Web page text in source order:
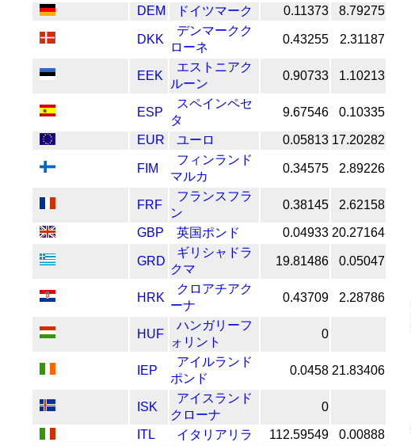
DEM
ドイツマーク 0.11373 8.79275
DKK
デンマークク
ローネ
0.43255 2.31187
EEK
エストニアク
ルーン
0.90733 1.10213
ESP
スペインペセ
タ
9.67546 0.10335
EUR ユーロ 0.05813 17.20282
FIM
フィンランド
マルカ
0.34575 2.89226
FRF
フランスフラ
ン
0.38145 2.62158
GBP 英国ポンド 0.04933 20.27164
GRD
ギリシャドラ
クマ
19.81486 0.05047
HRK
クロアチアク
ーナ
0.43709 2.28786
HUF
ハンガリーフ
ォリント
0
IEP
アイルランド
ポンド
0.0458 21.83406
ISK
アイスランド
クローナ
0
ITL イタリアリラ 112.59549 0.00888